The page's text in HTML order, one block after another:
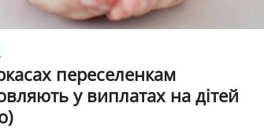
переселенкам
у виплатах на дітей